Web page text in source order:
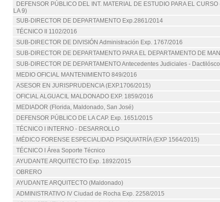
DEFENSOR PÚBLICO DEL INT. MATERIAL DE ESTUDIO PARA EL CURSO
LA 9)
SUB-DIRECTOR DE DEPARTAMENTO Exp.2861/2014
TÉCNICO II 1102/2016
SUB-DIRECTOR DE DIVISIÓN Administración Exp. 1767/2016
SUB-DIRECTOR DE DEPARTAMENTO PARA EL DEPARTAMENTO DE
SUB-DIRECTOR DE DEPARTAMENTO Antecedentes Judiciales -
MEDIO OFICIAL MANTENIMIENTO 849/2016
ASESOR EN JURISPRUDENCIA (EXP.1706/2015)
OFICIAL ALGUACIL MALDONADO EXP. 1859/2016
MEDIADOR (Florida, Maldonado, San José)
DEFENSOR PÚBLICO DE LA CAP. Exp. 1651/2015
TÉCNICO I INTERNO - DESARROLLO
MÉDICO FORENSE ESPECIALIDAD PSIQUIATRÍA (EXP 1564/2015)
TÉCNICO I Área Soporte Técnico
AYUDANTE ARQUITECTO Exp. 1892/2015
OBRERO
AYUDANTE ARQUITECTO (Maldonado)
ADMINISTRATIVO IV Ciudad de Rocha Exp. 2258/2015